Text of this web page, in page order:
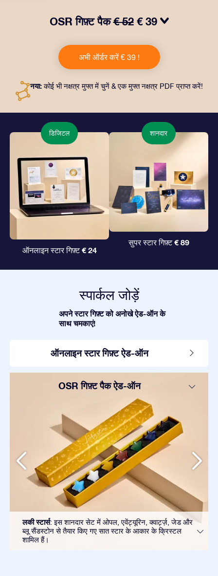
OSR गिफ़्ट पैक€ 52 € 39
लिफ़ाफ़ा, आपकी पसंद से तैयार दस्तावेज़, साथ ही डिजिटल दस्तावेज़
और हमारे ऐप्स का मुफ़्त इस्तेमाल शामिल है। यह दोस्तों और प्रियजनों को
एक हमेशा बरक़रार रहने वाला उपहार पेश करने का जादुई तरीक़ा है।
अभी ऑर्डर करें € 39 !
नया:कोई भी नक्षत्र मुफ्त में चुनें & एक मुफ्त नक्षत्र PDF प्राप्त करें!
डिजिटल
ऑनलाइन स्टार गिफ़्ट€ 24
शानदार
सुपर स्टार गिफ़्ट€ 89
स्पार्कल जोड़ें
अपने स्टार गिफ़्ट को अनोखे ऐड-ऑन के
साथ चमकाएं!
ऑनलाइन स्टार गिफ़्ट ऐड-ऑन
OSR गिफ़्ट पैक ऐड-ऑन
लकी स्टार्स: इस शानदार सेट में ओपल, एवेंट्यूरिन, क्वार्ट्ज़, जेड और
ब्लू सैंडस्टोन से तैयार किए गए सात स्टार के आकार के क्रिस्टल
शामिल हैं।